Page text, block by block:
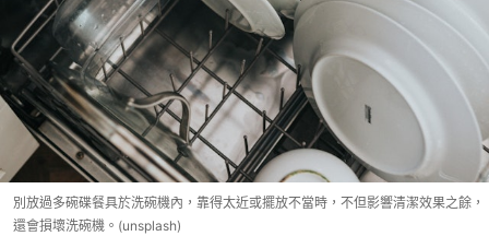
別放過多碗碟餐具於洗碗機內，靠得太近或擺放不當時，不但影響清潔效果之餘，
還會損壞洗碗機。(unsplash)